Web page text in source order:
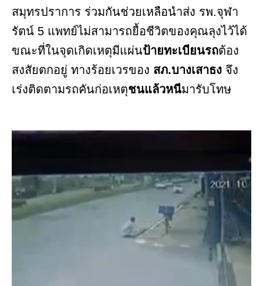
สมุทรปราการ ร่วมกันช่วยเหลือนำส่ง รพ.จุฬา
รัตน์ 5 แพทย์ไม่สามารถยื้อชีวิตของคุณลุงไว้ได้
ขณะที่ในจุดเกิดเหตุมีแผ่นป้ายทะเบียนรถต้อง
สงสัยตกอยู่ ทางร้อยเวรของ สภ.บางเสาธง จึง
เร่งติดตามรถคันก่อเหตุชนแล้วหนีมารับโทษ